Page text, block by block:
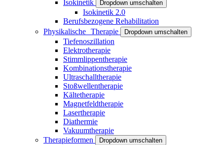
Isokinetik
Dropdown umschalten
Isokinetik 2.0
Berufsbezogene Rehabilitation
Physikalische Therapie
Dropdown umschalten
Tiefenoszillation
Elektrotherapie
Stimmlippentherapie
Kombinationstherapie
Ultraschalltherapie
Stoßwellentherapie
Kältetherapie
Magnetfeldtherapie
Lasertherapie
Diathermie
Vakuumtherapie
Therapieformen
Dropdown umschalten